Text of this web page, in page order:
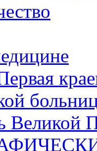
Великой